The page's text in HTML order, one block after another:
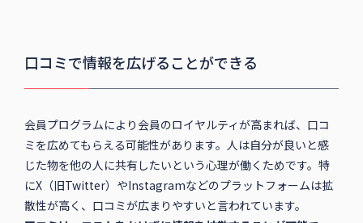
口コミで情報を広げることができる
会員プログラムにより会員のロイヤルティが高まれば、口コ
ミを広めてもらえる可能性があります。人は自分が良いと感
じた物を他の人に共有したいという心理が働くためです。特
にX（旧Twitter）やInstagramなどのプラットフォームは拡
散性が高く、口コミが広まりやすいと言われています。